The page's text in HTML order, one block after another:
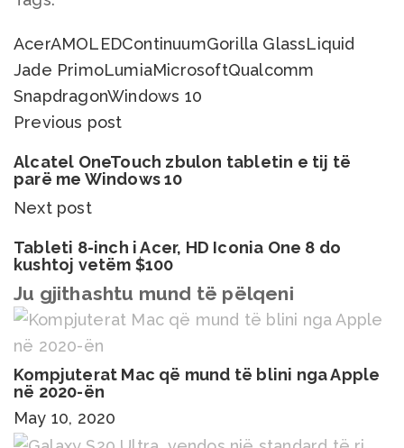
AcerAMOLEDContinuumGorilla GlassLiquid
Jade PrimoLumiaMicrosoftQualcomm
SnapdragonWindows 10
Previous post
Alcatel OneTouch zbulon tabletin e tij të
parë me Windows 10
Next post
Tableti 8-inch i Acer, HD Iconia One 8 do
kushtoj vetëm $100
Ju gjithashtu mund të pëlqeni
Kompjuterat Mac që mund të blini nga Apple
në 2020-ën
May 10, 2020